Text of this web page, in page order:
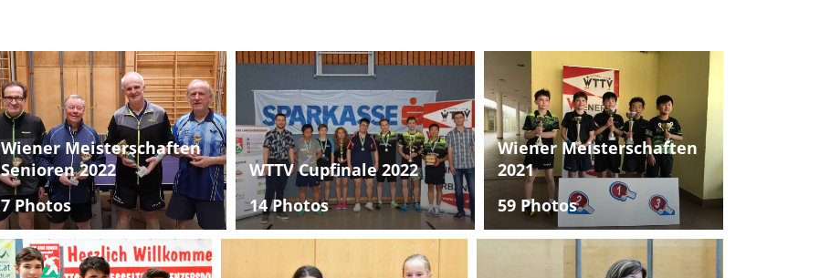
Wiener Meisterschaften
Senioren 2022
7 Photos
WTTV Cupfinale 2022
14 Photos
Wiener Meisterschaften
2021
59 Photos